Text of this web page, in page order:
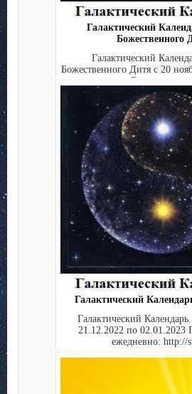
Галактический
Божественного
Галактический
Божественного Дитя с 20
Ежедневные ...
Галактический
Галактический
21.12.2022 по 02.01.2023
ежедневно: http://